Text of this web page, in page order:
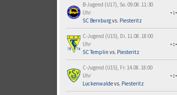
B-Jugend (U17), So. 09.08. 11:30
Uhr
SC Bernburgvs. Piesteritz
-:-
C-Jugend (U15), Di. 11.08. 18:00
Uhr
SC Templin vs. Piesteritz
-:-
C-Jugend (U15), Fr. 14.08. 18:00
Uhr
Luckenwaldevs. Piesteritz
-:-